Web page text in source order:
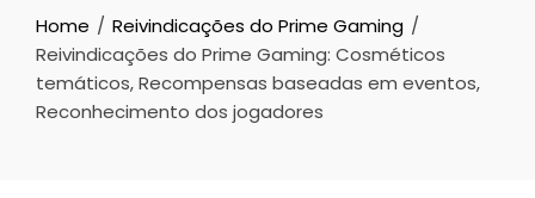
Home
Reivindicações do Prime Gaming
Reivindicações do Prime Gaming: Cosméticos
temáticos, Recompensas baseadas em eventos,
Reconhecimento dos jogadores